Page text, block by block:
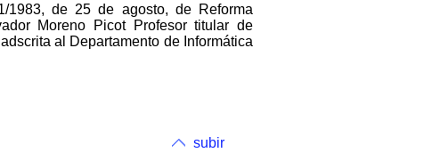
de 25 de agosto, de Reforma
Moreno Picot Profesor titular de
al Departamento de Informática
subir